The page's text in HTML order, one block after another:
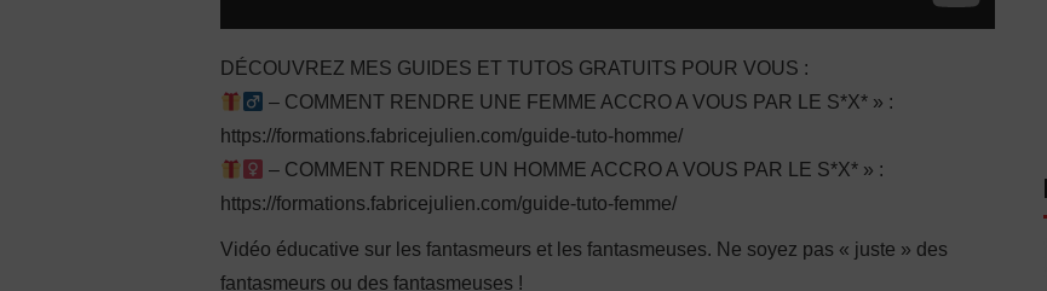
DÉCOUVREZ MES GUIDES ET TUTOS GRATUITS POUR VOUS :
– COMMENT RENDRE UNE FEMME ACCRO A VOUS PAR LE S*X* » :
https://formations.fabricejulien.com/guide-tuto-homme/
– COMMENT RENDRE UN HOMME ACCRO A VOUS PAR LE S*X* » :
https://formations.fabricejulien.com/guide-tuto-femme/
Vidéo éducative sur les fantasmeurs et les fantasmeuses. Ne soyez pas « juste » des
fantasmeurs ou des fantasmeuses !